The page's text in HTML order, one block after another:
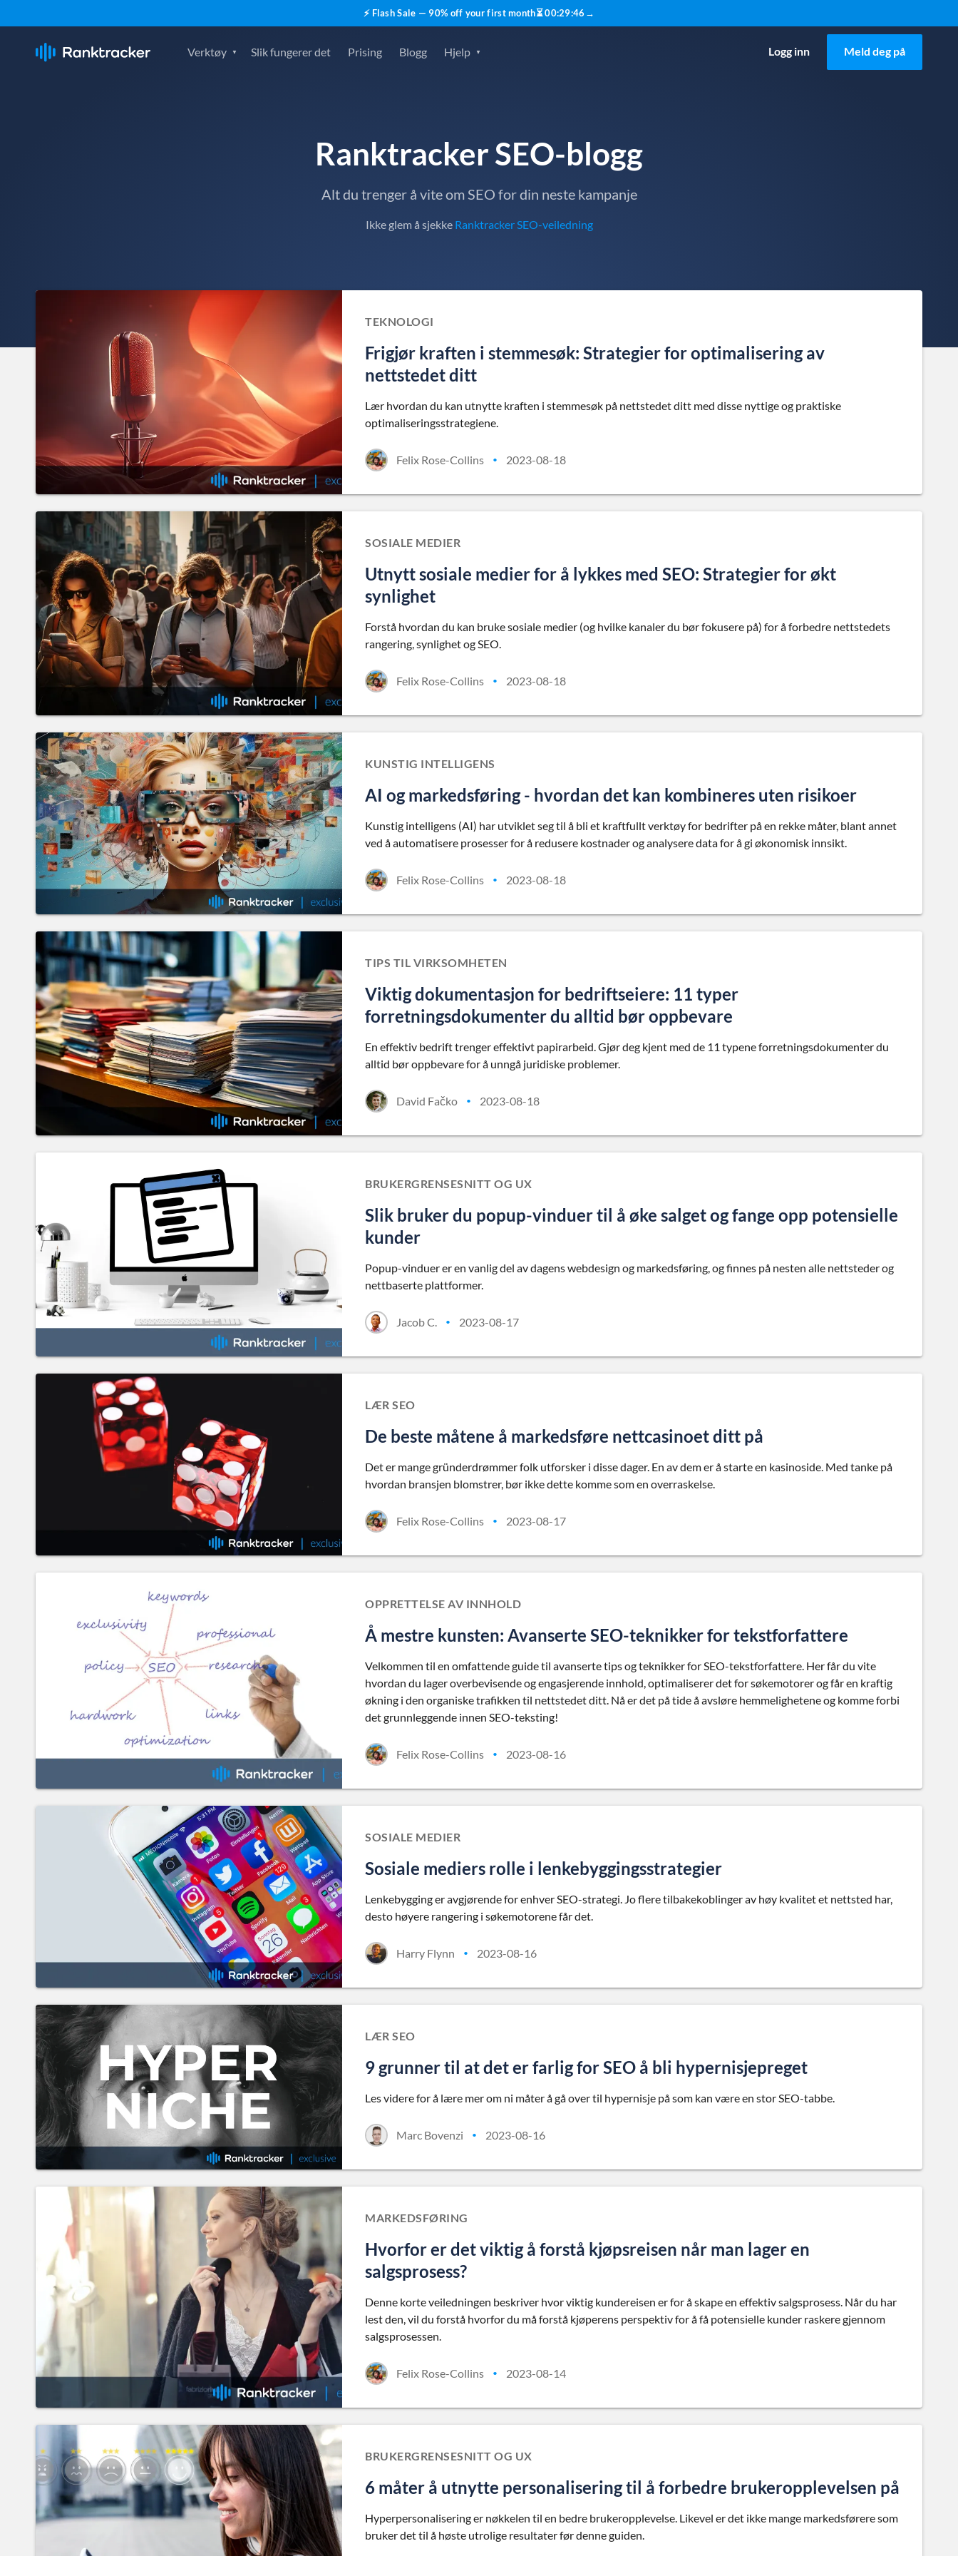
⚡ Flash Sale — 90% off your first month⏳00:29:45 →
Verktøy Slik fungerer det Prising Blogg Hjelp Logg inn Meld deg på
Ranktracker SEO-blogg
Alt du trenger å vite om SEO for din neste kampanje
Ikke glem å sjekke Ranktracker SEO-veiledning
TEKNOLOGI
Frigjør kraften i stemmesøk: Strategier for optimalisering av
nettstedet ditt
Lær hvordan du kan utnytte kraften i stemmesøk på nettstedet ditt med disse nyttige og praktiske
optimaliseringsstrategiene.
Felix Rose-Collins • 2023-08-18
SOSIALE MEDIER
Utnytt sosiale medier for å lykkes med SEO: Strategier for økt
synlighet
Forstå hvordan du kan bruke sosiale medier (og hvilke kanaler du bør fokusere på) for å forbedre nettstedets
rangering, synlighet og SEO.
Felix Rose-Collins • 2023-08-18
KUNSTIG INTELLIGENS
AI og markedsføring - hvordan det kan kombineres uten risikoer
Kunstig intelligens (AI) har utviklet seg til å bli et kraftfullt verktøy for bedrifter på en rekke måter, blant annet
ved å automatisere prosesser for å redusere kostnader og analysere data for å gi økonomisk innsikt.
Felix Rose-Collins • 2023-08-18
TIPS TIL VIRKSOMHETEN
Viktig dokumentasjon for bedriftseiere: 11 typer
forretningsdokumenter du alltid bør oppbevare
En effektiv bedrift trenger effektivt papirarbeid. Gjør deg kjent med de 11 typene forretningsdokumenter du
alltid bør oppbevare for å unngå juridiske problemer.
David Fačko • 2023-08-18
BRUKERGRENSESNITT OG UX
Slik bruker du popup-vinduer til å øke salget og fange opp potensielle
kunder
Popup-vinduer er en vanlig del av dagens webdesign og markedsføring, og finnes på nesten alle nettsteder og
nettbaserte plattformer.
Jacob C. • 2023-08-17
LÆR SEO
De beste måtene å markedsføre nettcasinoet ditt på
Det er mange gründerdrømmer folk utforsker i disse dager. En av dem er å starte en kasinoside. Med tanke på
hvordan bransjen blomstrer, bør ikke dette komme som en overraskelse.
Felix Rose-Collins • 2023-08-17
OPPRETTELSE AV INNHOLD
Å mestre kunsten: Avanserte SEO-teknikker for tekstforfattere
Velkommen til en omfattende guide til avanserte tips og teknikker for SEO-tekstforfattere. Her får du vite
hvordan du lager overbevisende og engasjerende innhold, optimaliserer det for søkemotorer og får en kraftig
økning i den organiske trafikken til nettstedet ditt. Nå er det på tide å avsløre hemmelighetene og komme forbi
det grunnleggende innen SEO-teksting!
Felix Rose-Collins • 2023-08-16
SOSIALE MEDIER
Sosiale mediers rolle i lenkebyggingsstrategier
Lenkebygging er avgjørende for enhver SEO-strategi. Jo flere tilbakekoblinger av høy kvalitet et nettsted har,
desto høyere rangering i søkemotorene får det.
Harry Flynn • 2023-08-16
LÆR SEO
9 grunner til at det er farlig for SEO å bli hypernisjepreget
Les videre for å lære mer om ni måter å gå over til hypernisje på som kan være en stor SEO-tabbe.
Marc Bovenzi • 2023-08-16
MARKEDSFØRING
Hvorfor er det viktig å forstå kjøpsreisen når man lager en
salgsprosess?
Denne korte veiledningen beskriver hvor viktig kundereisen er for å skape en effektiv salgsprosess. Når du har
lest den, vil du forstå hvorfor du må forstå kjøperens perspektiv for å få potensielle kunder raskere gjennom
salgsprosessen.
Felix Rose-Collins • 2023-08-14
BRUKERGRENSESNITT OG UX
6 måter å utnytte personalisering til å forbedre brukeropplevelsen på
Hyperpersonalisering er nøkkelen til en bedre brukeropplevelse. Likevel er det ikke mange markedsførere som
bruker det til å høste utrolige resultater før denne guiden.